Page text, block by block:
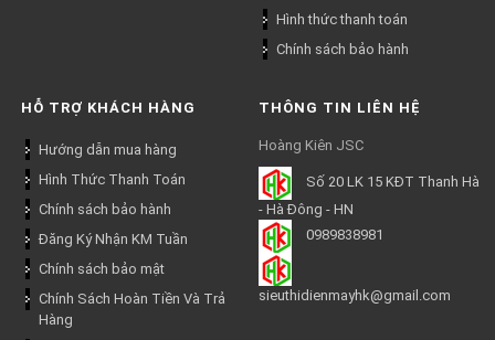
Hình thức thanh toán
Chính sách bảo hành
HỖ TRỢ KHÁCH HÀNG
Hướng dẫn mua hàng
Hình Thức Thanh Toán
Chính sách bảo hành
Đăng Ký Nhận KM Tuần
Chính sách bảo mật
Chính Sách Hoàn Tiền Và Trả
Hàng
THÔNG TIN LIÊN HỆ
Hoàng Kiên JSC
Số 20 LK 15 KĐT Thanh Hà
- Hà Đông - HN
0989838981
sieuthidienmayhk@gmail.com